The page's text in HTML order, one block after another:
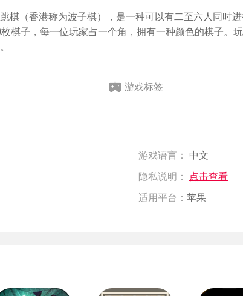
（香港称为波子棋），是一种可以有二至六人同时进
棋子，每一位玩家占一个角，拥有一种颜色的棋子。
游戏标签
游戏语言： 中文
隐私说明： 点击查看
适用平台： 苹果